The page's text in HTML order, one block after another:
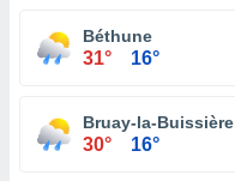
Béthune
31° 16°
Bruay-la-Buissière
30° 16°